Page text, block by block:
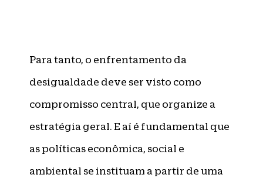
Para tanto, o enfrentamento da
desigualdade deve ser visto como
compromisso central, que organize a
estratégia geral. E aí é fundamental que
as políticas econômica, social e
ambiental se instituam a partir de uma